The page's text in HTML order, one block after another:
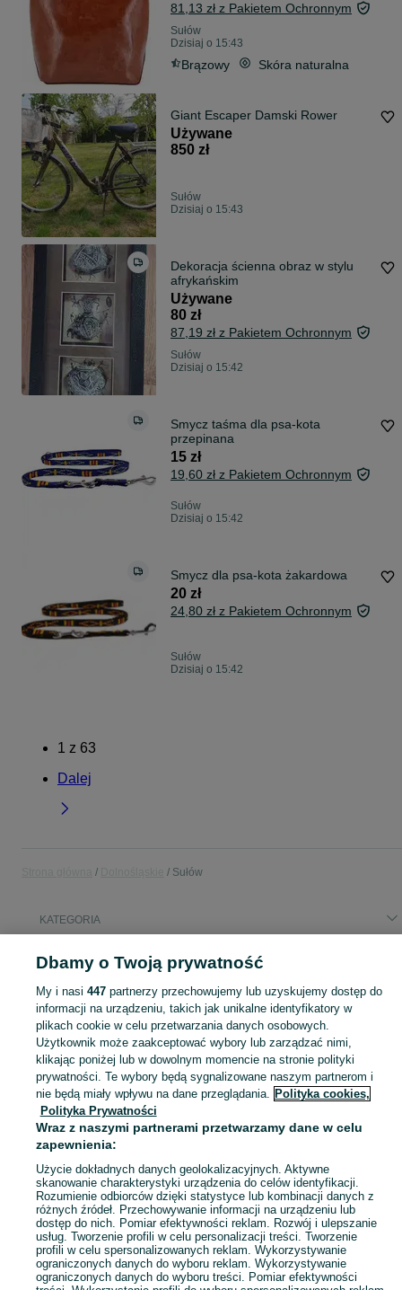
81,13 zł z Pakietem Ochronnym
Sułów
Dzisiaj o 15:43
Brązowy Skóra naturalna
Giant Escaper Damski Rower
Używane
850 zł
Sułów
Dzisiaj o 15:43
Dekoracja ścienna obraz w stylu
afrykańskim
Używane
80 zł
87,19 zł z Pakietem Ochronnym
Sułów
Dzisiaj o 15:42
Smycz taśma dla psa-kota
przepinana
15 zł
19,60 zł z Pakietem Ochronnym
Sułów
Dzisiaj o 15:42
Smycz dla psa-kota żakardowa
20 zł
24,80 zł z Pakietem Ochronnym
Sułów
Dzisiaj o 15:42
1 z 63
Dalej
Sułów
KATEGORIA
Popularne wyszukiwania
wynajem arriendo apartamento por mes
alarm do roweru
quad
minikoparka usługi dom
Skorzystaj z największego serwisu ogłoszeniowego - Sułów i okolice! Kupuj to, czego pragniesz i sprzedawaj to, czego już nie potrzebujesz! Zobacz
Mapa kategorii
Mapa miejscowości
Mapa ministron
Popularne wyszukiwania
Dbamy o Twoją prywatność
My i nasi 447partnerzy przechowujemy lub uzyskujemy dostęp do
informacji na urządzeniu, takich jak unikalne identyfikatory w
plikach cookie w celu przetwarzania danych osobowych.
Użytkownik może zaakceptować wybory lub zarządzać nimi,
klikając poniżej lub w dowolnym momencie na stronie polityki
prywatności. Te wybory będą sygnalizowane naszym partnerom i
nie będą miały wpływu na dane przeglądania. Polityka cookies,
Polityka Prywatności
Wraz z naszymi partnerami przetwarzamy dane w celu
zapewnienia:
Użycie dokładnych danych geolokalizacyjnych. Aktywne
skanowanie charakterystyki urządzenia do celów identyfikacji.
Rozumienie odbiorców dzięki statystyce lub kombinacji danych z
różnych źródeł. Przechowywanie informacji na urządzeniu lub
dostęp do nich. Pomiar efektywności reklam. Rozwój i ulepszanie
usług. Tworzenie profili w celu personalizacji treści. Tworzenie
profili w celu spersonalizowanych reklam. Wykorzystywanie
ograniczonych danych do wyboru reklam. Wykorzystywanie
ograniczonych danych do wyboru treści. Pomiar efektywności